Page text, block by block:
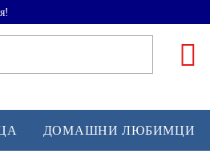
ДОМАШНИ ЛЮБИМЦИ